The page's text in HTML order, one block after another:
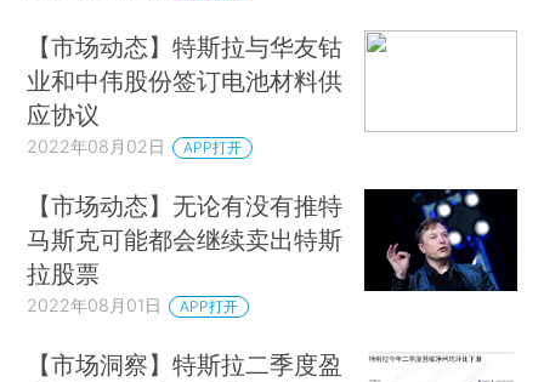
【市场动态】特斯拉与华友钴
业和中伟股份签订电池材料供
应协议
2022年08月02日 APP打开
【市场动态】无论有没有推特
马斯克可能都会继续卖出特斯
拉股票
2022年08月01日 APP打开
【市场洞察】特斯拉二季度盈